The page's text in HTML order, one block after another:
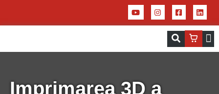
Imprimarea 3D a